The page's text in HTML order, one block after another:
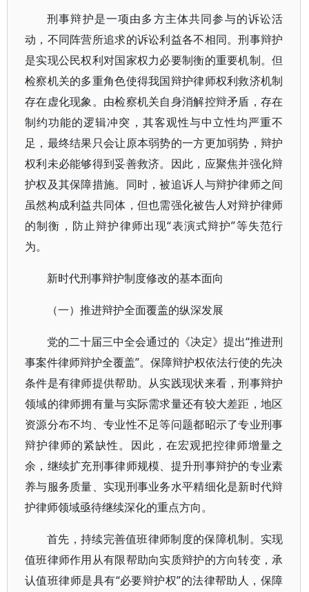
刑事辩护是一项由多方主体共同参与的诉讼活
动，不同阵营所追求的诉讼利益各不相同。刑事辩护
是实现公民权利对国家权力必要制衡的重要机制。但
检察机关的多重角色使得我国辩护律师权利救济机制
存在虚化现象。由检察机关自身消解控辩矛盾，存在
制约功能的逻辑冲突，其客观性与中立性均严重不
足，最终结果只会让原本弱势的一方更加弱势，辩护
权利未必能够得到妥善救济。因此，应聚焦并强化辩
护权及其保障措施。同时，被追诉人与辩护律师之间
虽然构成利益共同体，但也需强化被告人对辩护律师
的制衡，防止辩护律师出现“表演式辩护”等失范行
为。
新时代刑事辩护制度修改的基本面向
（一）推进辩护全面覆盖的纵深发展
党的二十届三中全会通过的《决定》提出“推进刑
事案件律师辩护全覆盖”。保障辩护权依法行使的先决
条件是有律师提供帮助。从实践现状来看，刑事辩护
领域的律师拥有量与实际需求量还有较大差距，地区
资源分布不均、专业性不足等问题都昭示了专业刑事
辩护律师的紧缺性。因此，在宏观把控律师增量之
余，继续扩充刑事律师规模、提升刑事辩护的专业素
养与服务质量、实现刑事业务水平精细化是新时代辩
护律师领域亟待继续深化的重点方向。
首先，持续完善值班律师制度的保障机制。实现
值班律师作用从有限帮助向实质辩护的方向转变，承
认值班律师是具有“必要辩护权”的法律帮助人，保障